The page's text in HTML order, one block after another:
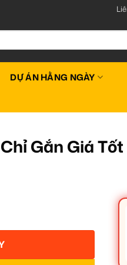
DỰ ÁN HẰNG NGÀY
Gắn Giá Tốt